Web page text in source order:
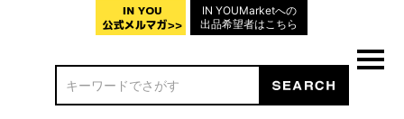
IN YOUMarketへの
出品希望者はこちら